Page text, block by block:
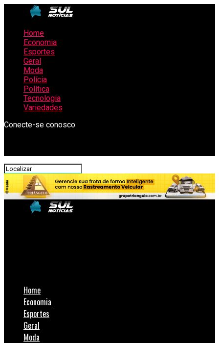
Home
Economia
Esportes
Geral
Moda
Polícia
Política
Tecnologia
Variedades
Conecte-se conosco
Home
Economia
Esportes
Geral
Moda